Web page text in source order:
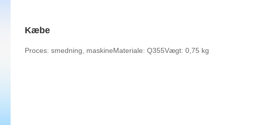
Kæbe
Proces: smedning, maskineMateriale: Q355Vægt: 0,75 kg